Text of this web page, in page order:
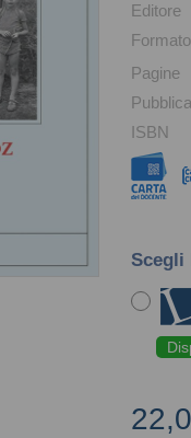
Editore
Formato
Pagine
ISBN
Scegli